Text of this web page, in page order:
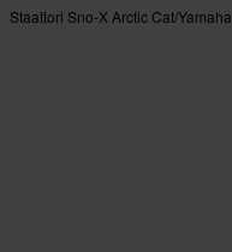
Staattori Sno-X Arctic Cat/Yamaha